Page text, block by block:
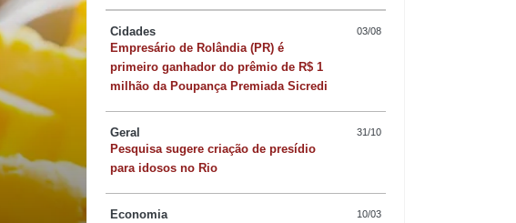
condutas comuns no Carnaval podem ser
de importunação sexual, previsto no art. 215-A no
Cidades 03/08
Empresário de Rolândia (PR) é
primeiro ganhador do prêmio de R$ 1
milhão da Poupança Premiada Sicredi
Geral 31/10
Pesquisa sugere criação de presídio
para idosos no Rio
Economia 10/03